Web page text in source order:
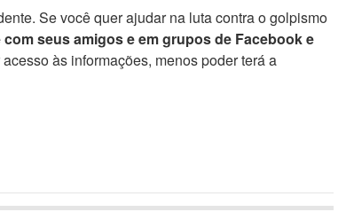
Se você quer ajudar na luta contra o golpismo
seus amigos e em grupos de Facebook e
às informações, menos poder terá a